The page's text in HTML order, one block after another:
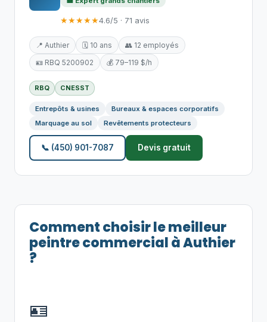
★★★★★4.6/5 · 71 avis
📍 Authier 🗓️ 10 ans
👥 12 employés
🪪 RBQ 5200902
💰 79–119 $/h
RBQ CNESST
Entrepôts & usines
Bureaux & espaces corporatifs
Marquage au sol
Revêtements protecteurs
📞 (450) 901-7087 Devis gratuit
Comment choisir le meilleur
peintre commercial à Authier
?
🪪